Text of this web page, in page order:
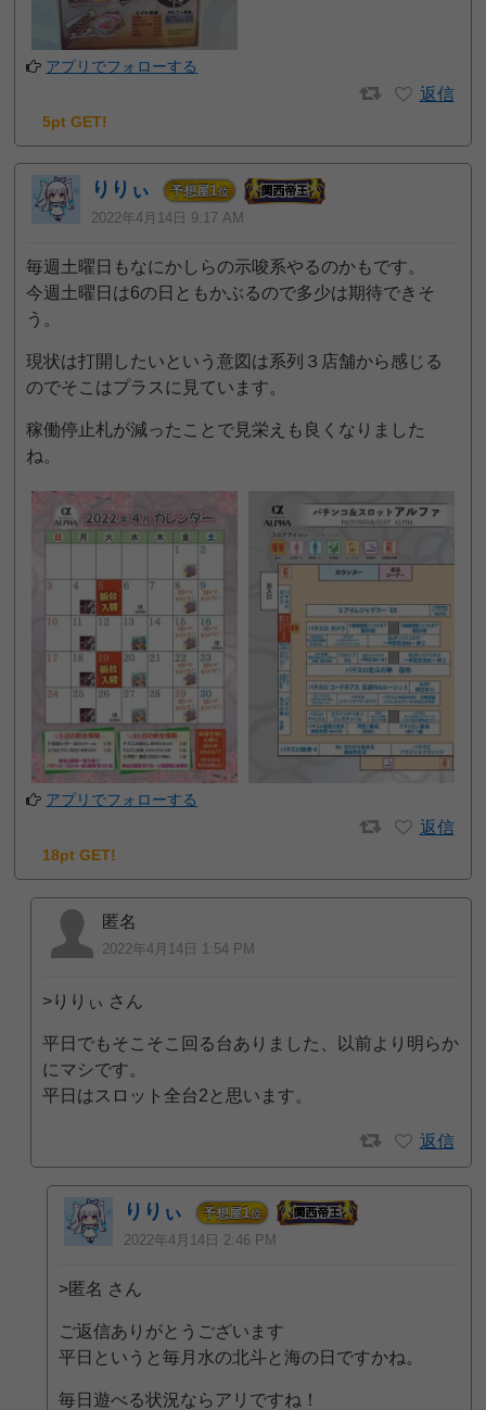
アプリでフォローする
返信
5pt GET!
りりぃ 予想屋1位
2022年4月14日 9:17 AM
毎週土曜日もなにかしらの示唆系やるのかもです。
今週土曜日は6の日ともかぶるので多少は期待できそ
う。
現状は打開したいという意図は系列３店舗から感じる
のでそこはプラスに見ています。
稼働停止札が減ったことで見栄えも良くなりました
ね。
アプリでフォローする
返信
18pt GET!
匿名
2022年4月14日 1:54 PM
>りりぃ さん
平日でもそこそこ回る台ありました、以前より明らか
にマシです。
平日はスロット全台2と思います。
返信
りりぃ 予想屋1位
2022年4月14日 2:46 PM
>匿名 さん
ご返信ありがとうございます
平日というと毎月水の北斗と海の日ですかね。
毎日遊べる状況ならアリですね！